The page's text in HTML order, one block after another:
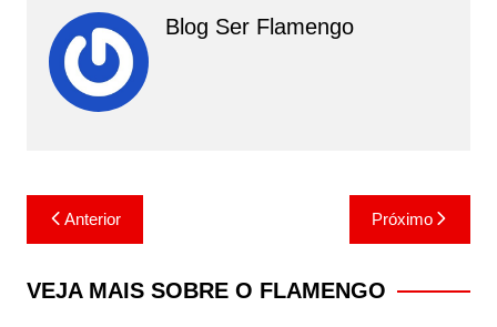
Blog Ser Flamengo
Navegação
de
Post
Anterior Próximo
VEJA MAIS SOBRE O FLAMENGO